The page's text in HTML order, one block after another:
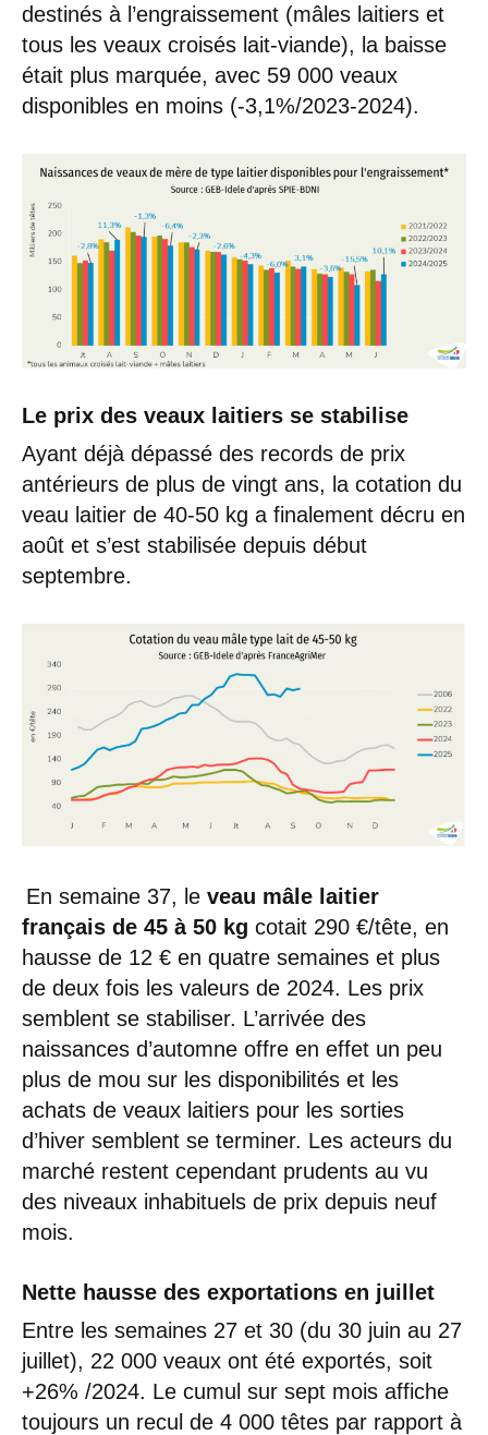
destinés à l’engraissement (mâles laitiers et
tous les veaux croisés lait-viande), la baisse
était plus marquée, avec 59 000 veaux
disponibles en moins (-3,1%/2023-2024).
Le prix des veaux laitiers se stabilise
Ayant déjà dépassé des records de prix
antérieurs de plus de vingt ans, la cotation du
veau laitier de 40-50 kg a finalement décru en
août et s’est stabilisée depuis début
septembre.
En semaine 37, le veau mâle laitier
français de 45 à 50 kg cotait 290 €/tête, en
hausse de 12 € en quatre semaines et plus
de deux fois les valeurs de 2024. Les prix
semblent se stabiliser. L’arrivée des
naissances d’automne offre en effet un peu
plus de mou sur les disponibilités et les
achats de veaux laitiers pour les sorties
d’hiver semblent se terminer. Les acteurs du
marché restent cependant prudents au vu
des niveaux inhabituels de prix depuis neuf
mois.
Nette hausse des exportations en juillet
Entre les semaines 27 et 30 (du 30 juin au 27
juillet), 22 000 veaux ont été exportés, soit
+26% /2024. Le cumul sur sept mois affiche
toujours un recul de 4 000 têtes par rapport à